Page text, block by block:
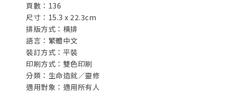
頁數：136
尺寸：15.3 x 22.3cm
排版方式：橫排
語言：繁體中文
裝訂方式：平裝
印刷方式：雙色印刷
分類：生命造就／靈修
適用對象：適用所有人